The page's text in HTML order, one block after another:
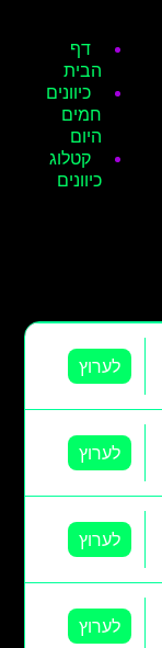
דף
הבית
כיוונים
חמים
היום
קטלוג
כיוונים
לערוץ
לערוץ
לערוץ
לערוץ